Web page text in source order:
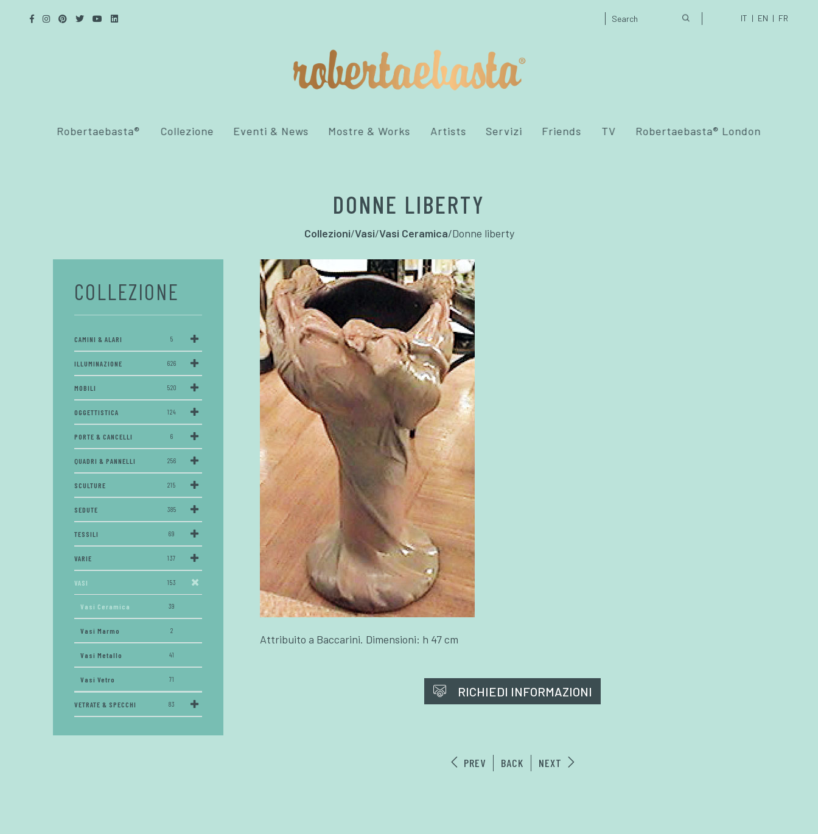
IT EN FR
Robertaebasta® Collezione Eventi & News Mostre & Works Artists Servizi Friends TV Robertaebasta® London
DONNE LIBERTY
Collezioni/Vasi/Vasi Ceramica/Donne liberty
Attribuito a Baccarini. Dimensioni: h 47 cm
RICHIEDI INFORMAZIONI
PREV BACK NEXT
COLLEZIONE
CAMINI & ALARI 5
ILLUMINAZIONE 626
MOBILI 520
OGGETTISTICA 124
PORTE & CANCELLI 6
QUADRI & PANNELLI 256
SCULTURE 215
SEDUTE 385
TESSILI 69
VARIE 137
VASI 153
Vasi Ceramica 39
Vasi Marmo 2
Vasi Metallo 41
Vasi Vetro 71
VETRATE & SPECCHI 83